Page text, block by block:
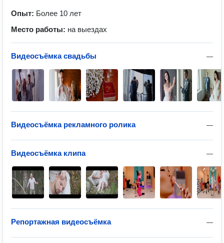
Опыт: Более 10 лет
Место работы: на выездах
—
Видеосъёмка свадьбы
—
Видеосъёмка рекламного ролика
—
Видеосъёмка клипа
—
Репортажная видеосъёмка